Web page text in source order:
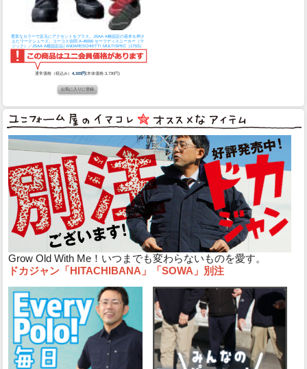
豊富なカラーで足元にアクセントをプラス。JSAA A種認定の基本を押さ
えたワークシューズ。
コーコス信岡 A-45000 セーフティスニーカー（マ
ジック）／JSAA A種認定品│ANDARESCHIETTI MULTISPEC［17SS］
通常価格（税込み）4,103円(本体価格:3,730円)
Grow Old With Me！いつまでも変わらないものを愛す。
ドカジャン「HITACHIBANA」「SOWA」別注